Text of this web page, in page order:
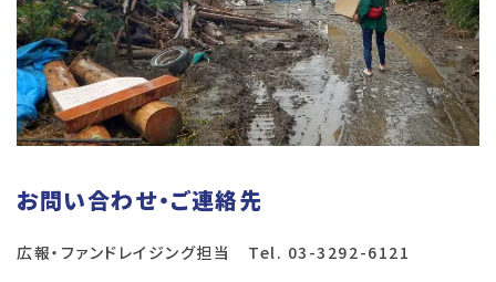
お問い合わせ・ご連絡先
広報・ファンドレイジング担当 Tel. 03-3292-6121